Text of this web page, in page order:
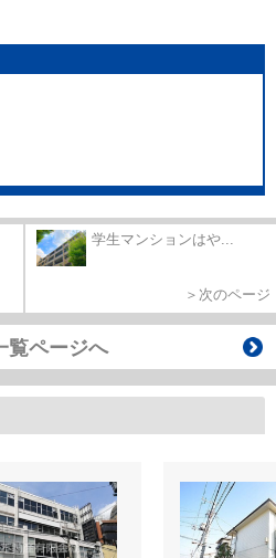
学生マンションはや...
＞次のページ
覧ページへ